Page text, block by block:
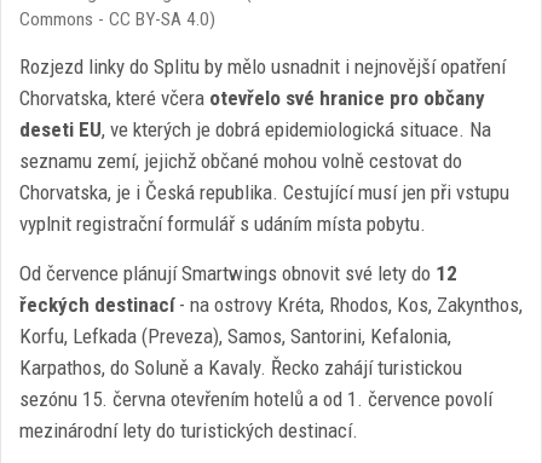
Commons - CC BY-SA 4.0)
Rozjezd linky do Splitu by mělo usnadnit i nejnovější opatření
Chorvatska, které včera otevřelo své hranice pro občany
deseti EU, ve kterých je dobrá epidemiologická situace. Na
seznamu zemí, jejichž občané mohou volně cestovat do
Chorvatska, je i Česká republika. Cestující musí jen při vstupu
vyplnit registrační formulář s udáním místa pobytu.
Od července plánují Smartwings obnovit své lety do 12
řeckých destinací- na ostrovy Kréta, Rhodos, Kos, Zakynthos,
Korfu, Lefkada (Preveza), Samos, Santorini, Kefalonia,
Karpathos, do Soluně a Kavaly. Řecko zahájí turistickou
sezónu 15. června otevřením hotelů a od 1. července povolí
mezinárodní lety do turistických destinací.